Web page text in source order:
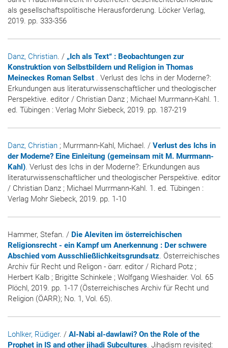
als gesellschaftspolitische Herausforderung. Löcker Verlag,
2019. pp. 333-356
Danz, Christian. / „Ich als Text“ : Beobachtungen zur
Konstruktion von Selbstbildern und Religion in Thomas
Meineckes Roman Selbst . Verlust des Ichs in der Moderne?:
Erkundungen aus literaturwissenschaftlicher und theologischer
Perspektive. editor / Christian Danz ; Michael Murrmann-Kahl. 1.
ed. Tübingen : Verlag Mohr Siebeck, 2019. pp. 187-219
Danz, Christian ; Murrmann-Kahl, Michael. / Verlust des Ichs in
der Moderne? Eine Einleitung (gemeinsam mit M. Murrmann-
Kahl). Verlust des Ichs in der Moderne?: Erkundungen aus
literaturwissenschaftlicher und theologischer Perspektive. editor
/ Christian Danz ; Michael Murrmann-Kahl. 1. ed. Tübingen :
Verlag Mohr Siebeck, 2019. pp. 1-10
Hammer, Stefan. / Die Aleviten im österreichischen
Religionsrecht - ein Kampf um Anerkennung : Der schwere
Abschied vom Ausschließlichkeitsgrundsatz. Österreichisches
Archiv für Recht und Religon - öarr. editor / Richard Potz ;
Herbert Kalb ; Brigitte Schinkele ; Wolfgang Wieshaider. Vol. 65
Plöchl, 2019. pp. 1-17 (Österreichisches Archiv für Recht und
Religion (ÖARR); No. 1, Vol. 65).
Lohlker, Rüdiger. / Al-Nabi al-dawlawi? On the Role of the
Prophet in IS and other jihadi Subcultures. Jihadism revisited: